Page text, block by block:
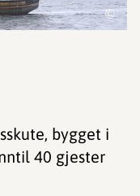
bygget i
40 gjester
©